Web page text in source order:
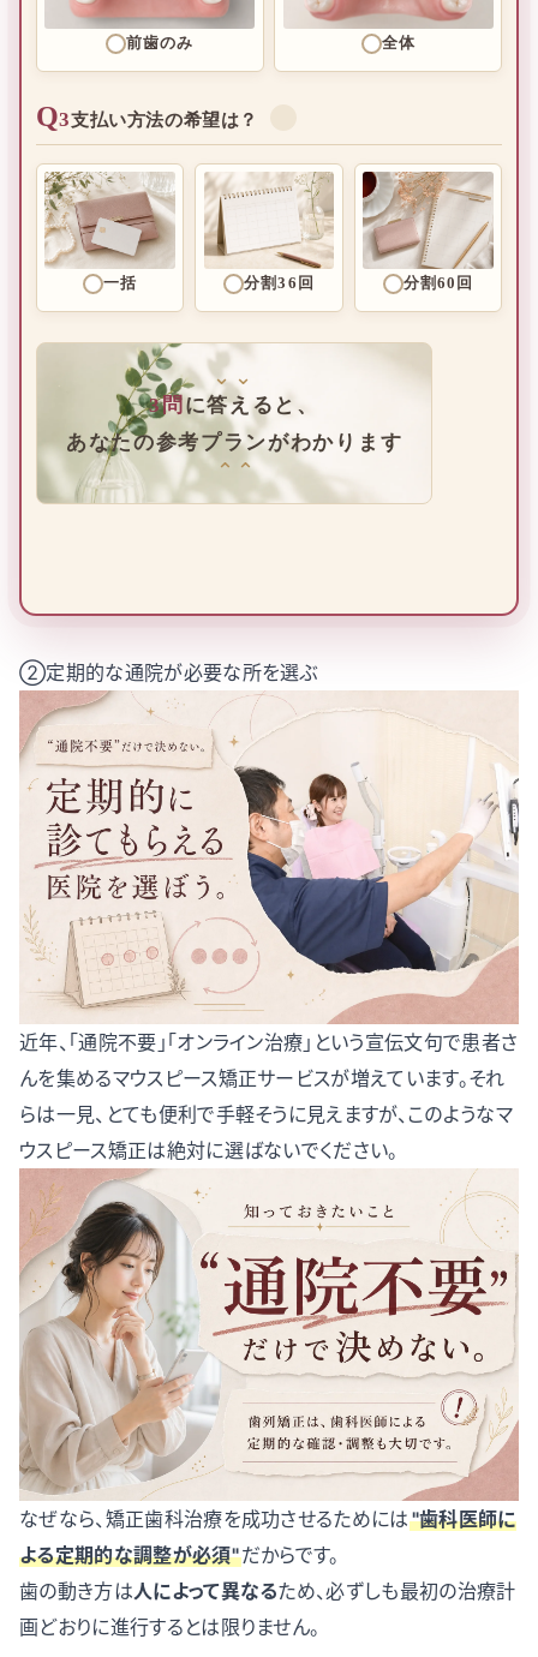
前歯のみ 全体
Q3支払い方法の希望は？
一括 分割36回 分割60回
⌄⌄
3問に答えると、
あなたの参考プランがわかります
⌄⌄
②定期的な通院が必要な所を選ぶ
近年、「通院不要」「オンライン治療」という宣伝文句で患者さ
んを集めるマウスピース矯正サービスが増えています。それ
らは一見、とても便利で手軽そうに見えますが、このようなマ
ウスピース矯正は絶対に選ばないでください。
なぜなら、矯正歯科治療を成功させるためには"歯科医師に
よる定期的な調整が必須"だからです。
歯の動き方は人によって異なるため、必ずしも最初の治療計
画どおりに進行するとは限りません。